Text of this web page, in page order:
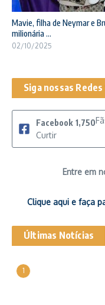
Mavie, filha de Neymar e
milionária ...
02/10/2025
Siga nossas Redes
Facebook 1,750
Curtir
Entre em
Clique aqui e faça
Últimas Notícias
1